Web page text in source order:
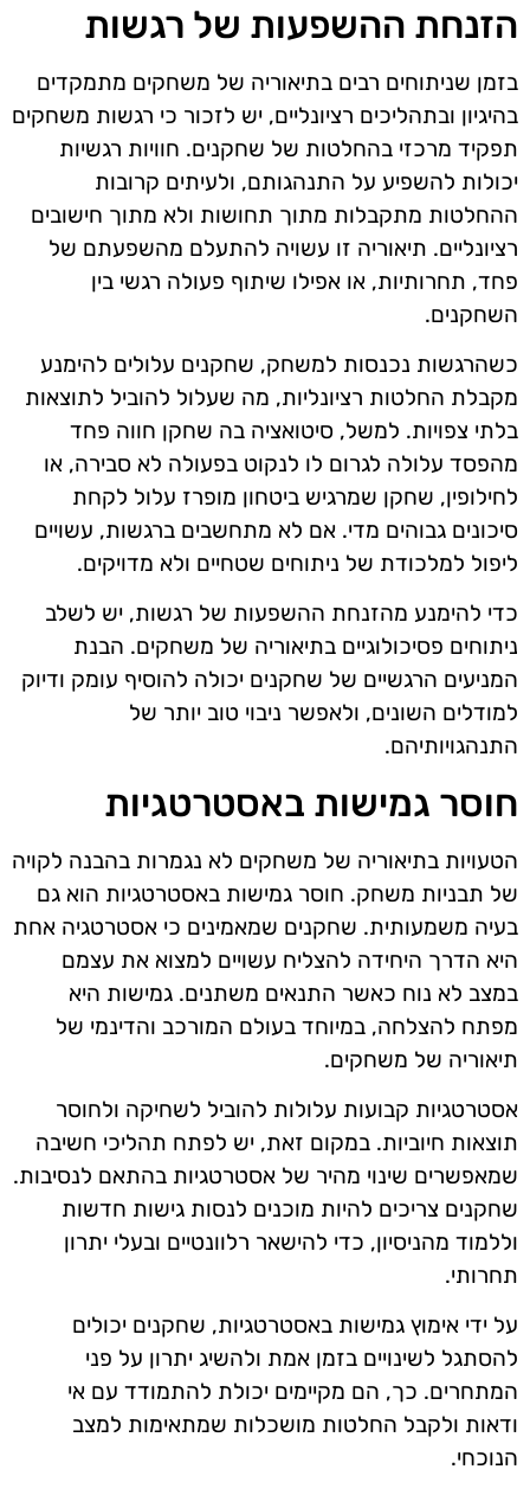
הזנחת ההשפעות של רגשות
בזמן שניתוחים רבים בתיאוריה של משחקים מתמקדים
בהיגיון ובתהליכים רציונליים, יש לזכור כי רגשות משחקים
תפקיד מרכזי בהחלטות של שחקנים. חוויות רגשיות
יכולות להשפיע על התנהגותם, ולעיתים קרובות
ההחלטות מתקבלות מתוך תחושות ולא מתוך חישובים
רציונליים. תיאוריה זו עשויה להתעלם מהשפעתם של
פחד, תחרותיות, או אפילו שיתוף פעולה רגשי בין
השחקנים.
כשהרגשות נכנסות למשחק, שחקנים עלולים להימנע
מקבלת החלטות רציונליות, מה שעלול להוביל לתוצאות
בלתי צפויות. למשל, סיטואציה בה שחקן חווה פחד
מהפסד עלולה לגרום לו לנקוט בפעולה לא סבירה, או
לחילופין, שחקן שמרגיש ביטחון מופרז עלול לקחת
סיכונים גבוהים מדי. אם לא מתחשבים ברגשות, עשויים
ליפול למלכודת של ניתוחים שטחיים ולא מדויקים.
כדי להימנע מהזנחת ההשפעות של רגשות, יש לשלב
ניתוחים פסיכולוגיים בתיאוריה של משחקים. הבנת
המניעים הרגשיים של שחקנים יכולה להוסיף עומק ודיוק
למודלים השונים, ולאפשר ניבוי טוב יותר של
התנהגויותיהם.
חוסר גמישות באסטרטגיות
הטעויות בתיאוריה של משחקים לא נגמרות בהבנה לקויה
של תבניות משחק. חוסר גמישות באסטרטגיות הוא גם
בעיה משמעותית. שחקנים שמאמינים כי אסטרטגיה אחת
היא הדרך היחידה להצליח עשויים למצוא את עצמם
במצב לא נוח כאשר התנאים משתנים. גמישות היא
מפתח להצלחה, במיוחד בעולם המורכב והדינמי של
תיאוריה של משחקים.
אסטרטגיות קבועות עלולות להוביל לשחיקה ולחוסר
תוצאות חיוביות. במקום זאת, יש לפתח תהליכי חשיבה
שמאפשרים שינוי מהיר של אסטרטגיות בהתאם לנסיבות.
שחקנים צריכים להיות מוכנים לנסות גישות חדשות
וללמוד מהניסיון, כדי להישאר רלוונטיים ובעלי יתרון
תחרותי.
על ידי אימוץ גמישות באסטרטגיות, שחקנים יכולים
להסתגל לשינויים בזמן אמת ולהשיג יתרון על פני
המתחרים. כך, הם מקיימים יכולת להתמודד עם אי
ודאות ולקבל החלטות מושכלות שמתאימות למצב
הנוכחי.